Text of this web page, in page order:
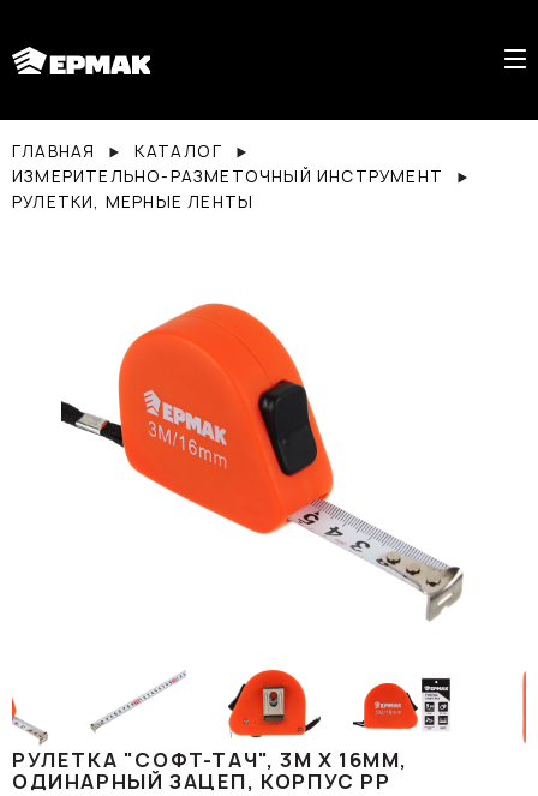
ГЛАВНАЯ
КАТАЛОГ
ИЗМЕРИТЕЛЬНО-РАЗМЕТОЧНЫЙ ИНСТРУМЕНТ
РУЛЕТКИ, МЕРНЫЕ ЛЕНТЫ
РУЛЕТКА "СОФТ-ТАЧ", 3М Х 16ММ,
ОДИНАРНЫЙ ЗАЦЕП, КОРПУС PP